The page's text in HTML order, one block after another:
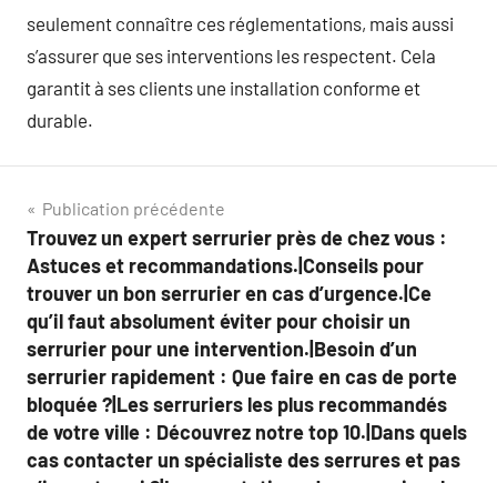
seulement connaître ces réglementations, mais aussi
s’assurer que ses interventions les respectent. Cela
garantit à ses clients une installation conforme et
durable.
Navigation
de
l’article
Publication précédente
Trouvez un expert serrurier près de chez vous :
Astuces et recommandations.|Conseils pour
trouver un bon serrurier en cas d’urgence.|Ce
qu’il faut absolument éviter pour choisir un
serrurier pour une intervention.|Besoin d’un
serrurier rapidement : Que faire en cas de porte
bloquée ?|Les serruriers les plus recommandés
de votre ville : Découvrez notre top 10.|Dans quels
cas contacter un spécialiste des serrures et pas